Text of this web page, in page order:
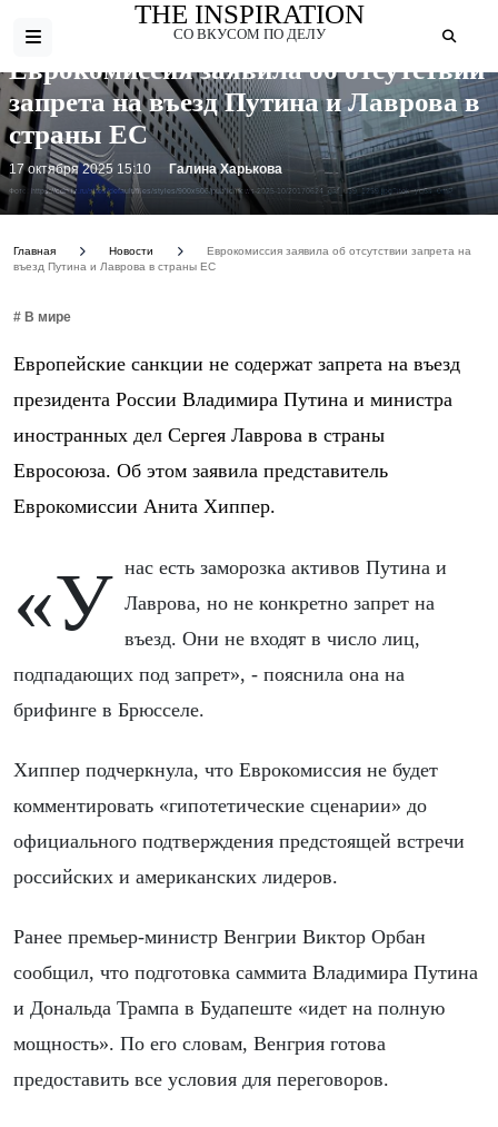
THE INSPIRATION
СО ВКУСОМ ПО ДЕЛУ
Фото: https://cdn.iz.ru/sites/default/files/styles/900x506/public/news-2025-10/20170624_gaf_u39_1259.jpg?itok=yq6s_0mP
Еврокомиссия заявила об отсутствии
запрета на въезд Путина и Лаврова в
страны ЕС
17 октября 2025 15:10 Галина Харькова
Главная Новости
Еврокомиссия заявила об отсутствии запрета на
въезд Путина и Лаврова в страны ЕС
# В мире
Европейские санкции не содержат запрета на въезд
президента России Владимира Путина и министра
иностранных дел Сергея Лаврова в страны
Евросоюза. Об этом заявила представитель
Еврокомиссии Анита Хиппер.
«У нас есть заморозка активов Путина и Лаврова, но не конкретно запрет на
въезд. Они не входят в число лиц,
подпадающих под запрет», - пояснила она на
брифинге в Брюсселе.
Хиппер подчеркнула, что Еврокомиссия не будет
комментировать «гипотетические сценарии» до
официального подтверждения предстоящей встречи
российских и американских лидеров.
Ранее премьер-министр Венгрии Виктор Орбан
сообщил, что подготовка саммита Владимира Путина
и Дональда Трампа в Будапеште «идет на полную
мощность». По его словам, Венгрия готова
предоставить все условия для переговоров.